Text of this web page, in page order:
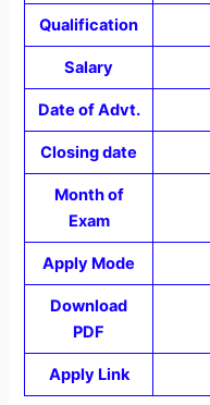
Qualification
Salary
Date of Advt.
Closing date
Month of
Exam
Apply Mode
Download
PDF
Apply Link